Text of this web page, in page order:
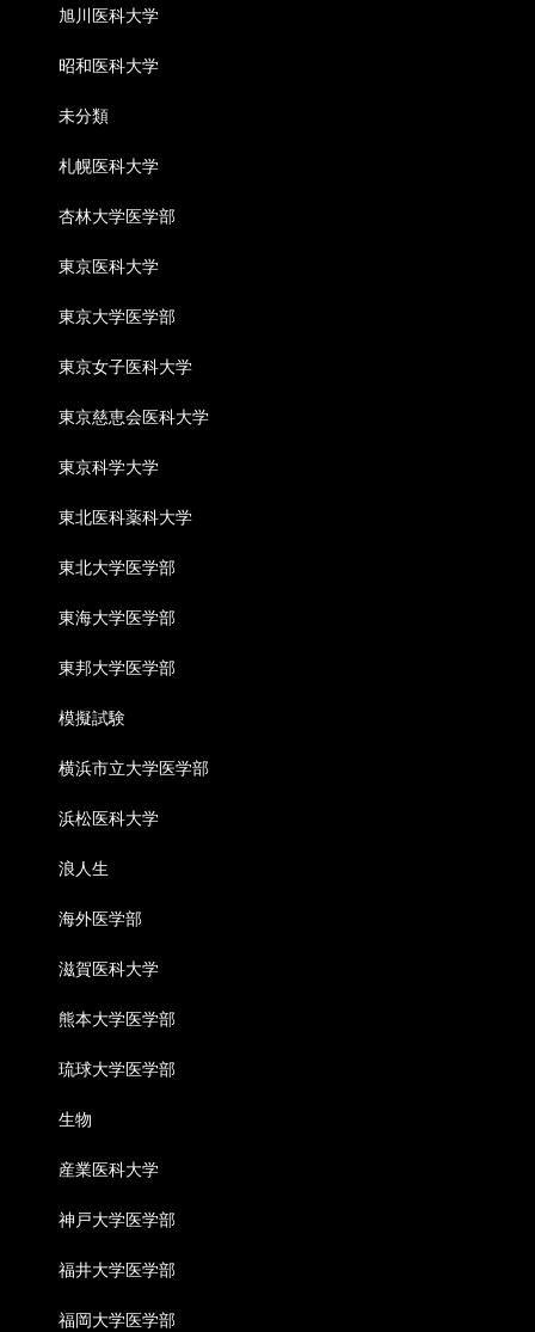
旭川医科大学
昭和医科大学
未分類
札幌医科大学
杏林大学医学部
東京医科大学
東京大学医学部
東京女子医科大学
東京慈恵会医科大学
東京科学大学
東北医科薬科大学
東北大学医学部
東海大学医学部
東邦大学医学部
模擬試験
横浜市立大学医学部
浜松医科大学
浪人生
海外医学部
滋賀医科大学
熊本大学医学部
琉球大学医学部
生物
産業医科大学
神戸大学医学部
福井大学医学部
福岡大学医学部